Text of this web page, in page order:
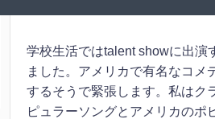
学校生活ではtalent showに出演
ました。アメリカで有名なコメ
するそうで緊張します。私はク
ピュラーソングとアメリカのポ